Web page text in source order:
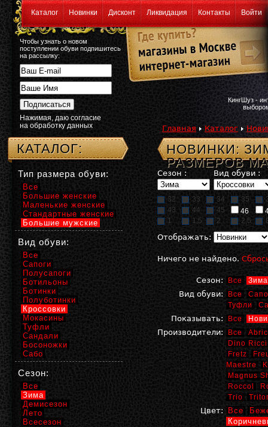
Каталог Новинки Дисконт Ликвидация Контакты Войти
Чтобы узнать о новом
поступлении обуви подпишитесь
на рассылку:
Нажимая, даю согласие
на обработку данных
КингШуз -
Главная Каталог
НОВИНКИ:
РАЗМЕРОВ
Сезон : Вид обуви :
32 33 34 35
43
44 45 46
1
1,5 2 2,5
Отображать:
Ничего не найдено.
Сезон: Все Зима
Вид обуви: Все
Туфли
Показывать: Все
Производители: Все
Dino Ricci
Fretz
Maestre
Magnus
Roccol
Trio
Цвет: Все
КАТАЛОГ:
Тип размера обуви:
Все
Большие женские
Маленькие женские
Стандартные женские
Большие мужские
Вид обуви:
Все
Сапоги
Полусапоги
Ботильоны
Ботинки
Полуботинки
Кроссовки
Мокасины
Туфли
Сандали
Босоножки
Сабо
Сезон:
Все
Зима
Демисезон
Лето
Всесезон